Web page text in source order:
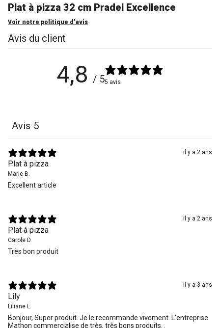
Plat à pizza 32 cm Pradel Excellence
Voir notre politique d’avis
Avis du client
4,8 / 55 avis
Avis 5
il y a 2 ans
Plat à pizza
Marie B.
Excellent article
il y a 2 ans
Plat à pizza
Carole D.
Très bon produit
il y a 3 ans
Lily
Liliane L.
Bonjour, Super produit. Je le recommande vivement. L’entreprise
Mathon commercialise de très, très bons produits. .